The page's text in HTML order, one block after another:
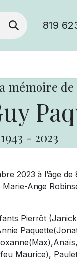
819
mémoire de
1943 - 2023
2023 à l’âge
Ange
Pierrôt
Maurice),